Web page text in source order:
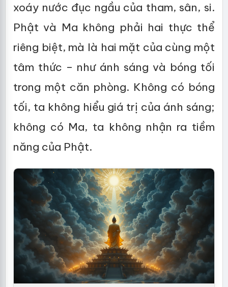
xoáy nước đục ngầu của tham, sân, si.
Phật và Ma không phải hai thực thể
riêng biệt, mà là hai mặt của cùng một
tâm thức – như ánh sáng và bóng tối
trong một căn phòng. Không có bóng
tối, ta không hiểu giá trị của ánh sáng;
không có Ma, ta không nhận ra tiềm
năng của Phật.